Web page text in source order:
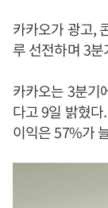
카카오가 광고,
루 선전하며 3
카카오는 3분기
다고 9일 밝혔
이익은 57%가